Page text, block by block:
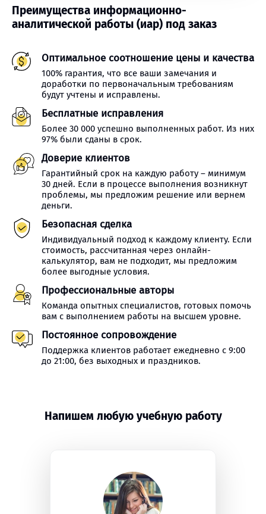
Преимущества информационно-
аналитической работы (иар) под заказ
Оптимальное соотношение цены и качества
100% гарантия, что все ваши замечания и
доработки по первоначальным требованиям
будут учтены и исправлены.
Бесплатные исправления
Более 30 000 успешно выполненных работ. Из них
97% были сданы в срок.
Доверие клиентов
Гарантийный срок на каждую работу – минимум
30 дней. Если в процессе выполнения возникнут
проблемы, мы предложим решение или вернем
деньги.
Безопасная сделка
Индивидуальный подход к каждому клиенту. Если
стоимость, рассчитанная через онлайн-
калькулятор, вам не подходит, мы предложим
более выгодные условия.
Профессиональные авторы
Команда опытных специалистов, готовых помочь
вам с выполнением работы на высшем уровне.
Постоянное сопровождение
Поддержка клиентов работает ежедневно с 9:00
до 21:00, без выходных и праздников.
Напишем любую учебную работу